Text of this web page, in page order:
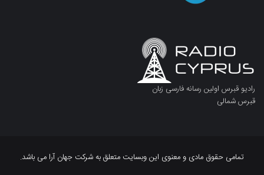
رادیو قبرس اولین رسانه فارسی زبان
قبرس شمالی
تمامی حقوق مادی و معنوی این وبسایت متعلق به شرکت جهان آرا می باشد.